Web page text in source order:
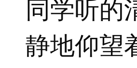
同学听的
静地仰望